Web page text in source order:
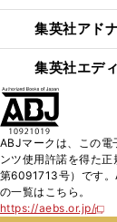
集英社アド
集英社エデ
ABJマークは、この電
ンツ使用許諾を得た
第6091713号）です
の一覧はこちら。
https://aebs.or.jp/
新